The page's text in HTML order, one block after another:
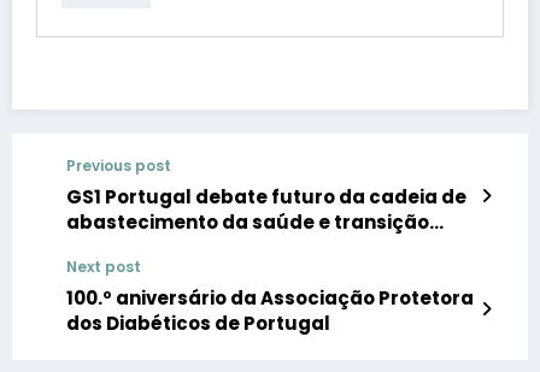
Previous post
GS1 Portugal debate futuro da cadeia de
abastecimento da saúde e transição
Next post
100.º aniversário da Associação Protetora
dos Diabéticos de Portugal